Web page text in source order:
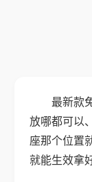
最新款
放哪都可以
座那个位置
就能生效拿